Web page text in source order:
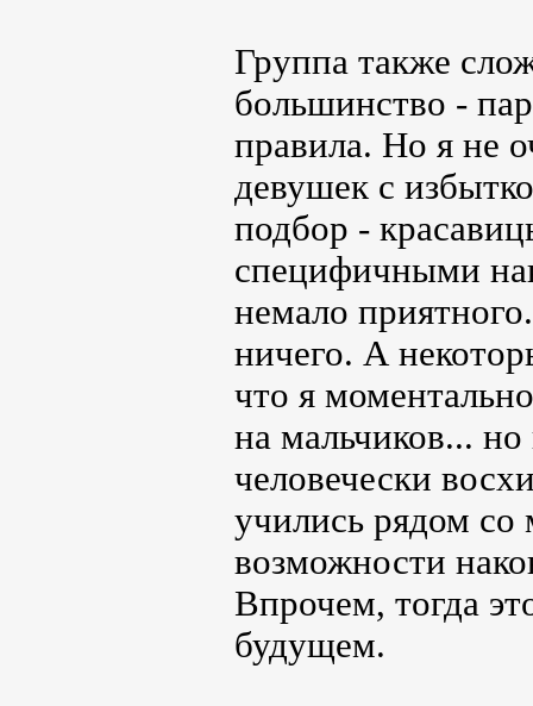
Группа также
большинство -
правила. Но я не
девушек с
подбор -
специфичными
немало
ничего. А
что я
на мальчиков...
человечески
учились рядом со
возможности
Впрочем, тогда
будущем.